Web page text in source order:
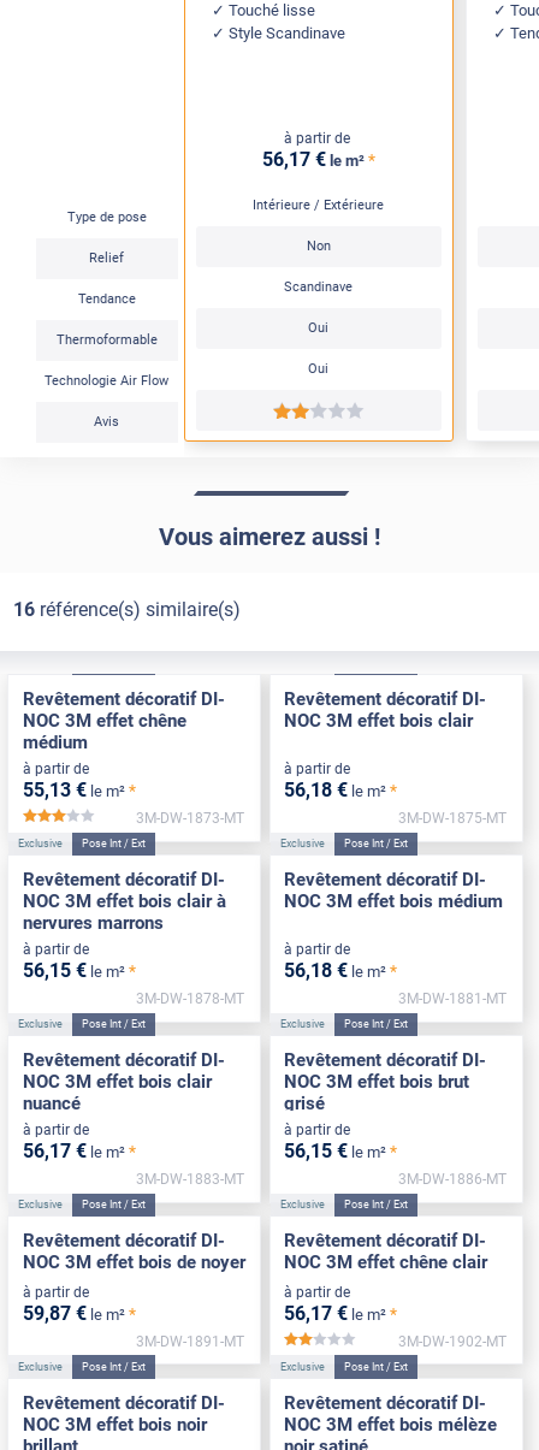
Type de pose
Relief
Tendance
Thermoformable
Technologie Air Flow
Avis
Touché lisse
Style Scandinave
à partir de
56,17 € le m² *
Intérieure / Extérieure
Non
Scandinave
Oui
Oui
*****
Vous aimerez aussi !
16référence(s) similaire(s)
Revêtement décoratif DI-
NOC 3M effet chêne
médium
à partir de
55,13 € le m² *
*****
3M-DW-1873-MT
Revêtement décoratif DI-
NOC 3M effet bois clair
à partir de
56,18 € le m² *
3M-DW-1875-MT
Exclusive Pose Int / Ext
Revêtement décoratif DI-
NOC 3M effet bois clair à
nervures marrons
à partir de
56,15 € le m² *
3M-DW-1878-MT
Exclusive Pose Int / Ext
Revêtement décoratif DI-
NOC 3M effet bois médium
à partir de
56,18 € le m² *
3M-DW-1881-MT
Exclusive Pose Int / Ext
Revêtement décoratif DI-
NOC 3M effet bois clair
nuancé
à partir de
56,17 € le m² *
3M-DW-1883-MT
Exclusive Pose Int / Ext
Revêtement décoratif DI-
NOC 3M effet bois brut
grisé
à partir de
56,15 € le m² *
3M-DW-1886-MT
Exclusive Pose Int / Ext
Revêtement décoratif DI-
NOC 3M effet bois de noyer
à partir de
59,87 € le m² *
3M-DW-1891-MT
Exclusive Pose Int / Ext
Revêtement décoratif DI-
NOC 3M effet chêne clair
à partir de
56,17 € le m² *
*****
3M-DW-1902-MT
Exclusive Pose Int / Ext
Revêtement décoratif DI-
NOC 3M effet bois noir
Exclusive Pose Int / Ext
Revêtement décoratif DI-
NOC 3M effet bois mélèze